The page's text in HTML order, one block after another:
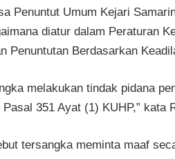
Penuntut Umum Kejari
diatur dalam Peraturan
Penuntutan Berdasarkan
melakukan tindak pidana
351 Ayat (1) KUHP,” kata
tersangka meminta maaf